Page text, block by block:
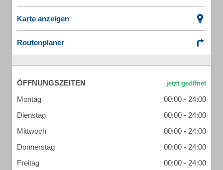
Karte anzeigen
Routenplaner
ÖFFNUNGSZEITEN
Montag
00:00 - 24:00
Dienstag
00:00 - 24:00
Mittwoch
00:00 - 24:00
Donnerstag
00:00 - 24:00
Freitag
00:00 - 24:00